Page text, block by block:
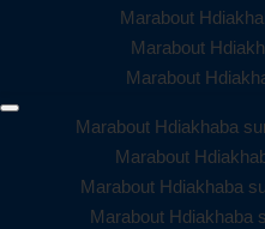
Marabout
Marabout
Marabout
Marabout Hdiakhaba
Marabout
Marabout Hdiakhaba
Marabout Hdiakhaba